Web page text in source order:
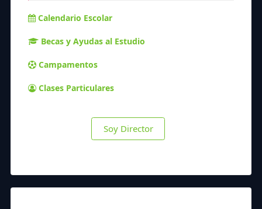
Calendario Escolar
Becas y Ayudas al Estudio
Campamentos
Clases Particulares
Soy Director